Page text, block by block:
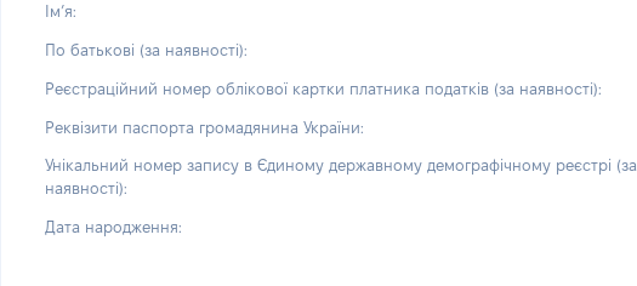
Імʼя:
По батькові (за наявності):
Реєстраційний номер облікової картки платника податків (за наявності):
Реквізити паспорта громадянина України:
Унікальний номер запису в Єдиному державному демографічному реєстрі (за
наявності):
Дата народження: